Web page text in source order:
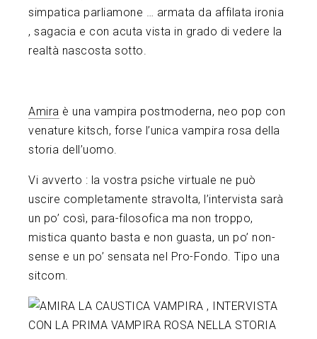
simpatica parliamone … armata da affilata ironia
, sagacia e con acuta vista in grado di vedere la
realtà nascosta sotto.
Amira è una vampira postmoderna, neo pop con
venature kitsch, forse l’unica vampira rosa della
storia dell’uomo.
Vi avverto : la vostra psiche virtuale ne può
uscire completamente stravolta, l’intervista sarà
un po’ così, para-filosofica ma non troppo,
mistica quanto basta e non guasta, un po’ non-
sense e un po’ sensata nel Pro-Fondo. Tipo una
sitcom.